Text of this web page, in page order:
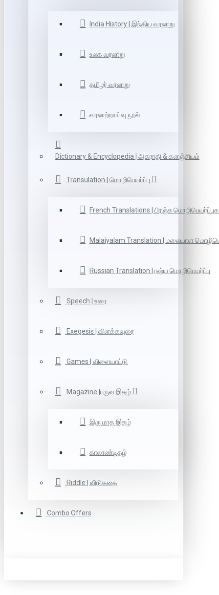
India History | இந்திய வரலாறு
உலக வரலாறு
தமிழர் வரலாறு
வரலாற்றாய்வு நூல்
Dictionary & Encyclopedia | அகராதி & களஞ்சியம்
Transulation | மொழிபெயர்ப்பு
French Translations | பிரஞ்சு
Malaiyalam Translation | மலையாள
Russian Translation | ரஷ்ய மொழிபெயர்ப்பு
Speech | உரை
Exegesis | விளக்கவுரை
Games | விளையாட்டு
Magazine |பருவ இதழ்
இரு மாத இதழ்
காலாண்டிதழ்
Riddle | விடுகதை
Combo Offers